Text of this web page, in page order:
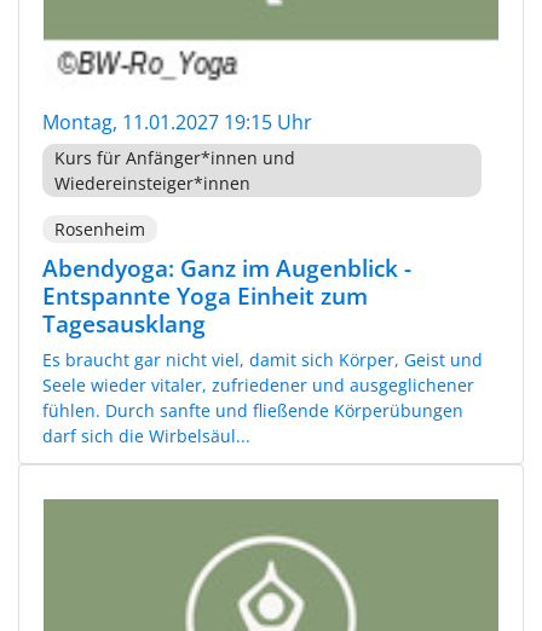
Montag, 11.01.2027 19:15 Uhr
Kurs für Anfänger*innen und
Wiedereinsteiger*innen
Rosenheim
Abendyoga: Ganz im Augenblick -
Entspannte Yoga Einheit zum
Tagesausklang
Es braucht gar nicht viel, damit sich Körper, Geist und
Seele wieder vitaler, zufriedener und ausgeglichener
fühlen. Durch sanfte und fließende Körperübungen
darf sich die Wirbelsäul...